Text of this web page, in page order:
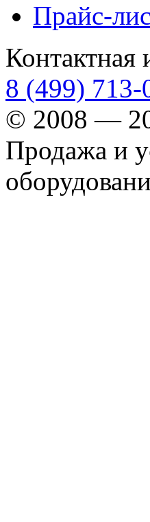
Прайс-
8 (499) 713-
© 2008 —
Продажа и